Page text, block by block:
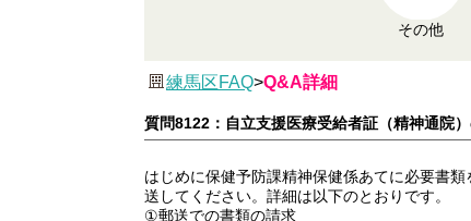
その他
練馬区FAQ>Q&A詳細
質問8122：自立支援医療受給者証（精神通院
はじめに保健予防課精神保健係あてに必要書
送してください。詳細は以下のとおりです。
①郵送での書類の請求